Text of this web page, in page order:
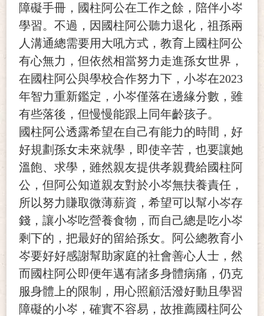
障礙手冊，國柱阿公在工作之餘，陪伴小岑
學習。不過，因國柱阿公聽力退化，祖孫兩
人溝通總需要用大吼方式，教育上國柱阿公
有心無力，但依然相當努力走進孫女世界，
在國柱阿公與學校合作努力下，小岑在2023
年智力重新鑑定，小岑僅落在邊緣分數，雖
有些落後，但慢慢能跟上同年齡孩子。
國柱阿公透露希望在自己有能力的時間，好
好規劃孫女未來就學，即使辛苦，也要讓她
溫飽、求學，雖然親友提供孝親費給國柱阿
公，但阿公知道親友對於小岑無扶養責任，
所以努力賺取微薄薪資，希望可以幫小岑存
錢，讓小岑吃營養食物，而自己總是吃小岑
剩下的，把最好的留給孫女。阿公總教育小
岑要好好感謝幫助家庭的社會善心人士，然
而國柱阿公即便年邁有諸多身體病痛，仍克
服身體上的限制，用心照顧活潑好動且學習
障礙的小岑，確實不容易，故推薦國柱阿公